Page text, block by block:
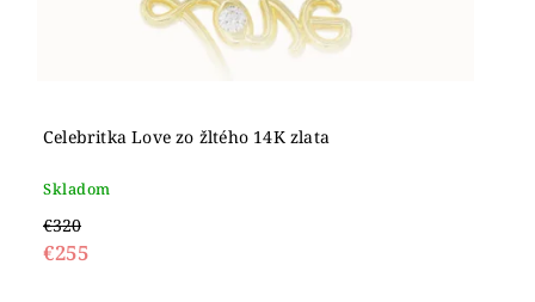
Celebritka Love zo žltého 14K zlata
Skladom
€320
€255